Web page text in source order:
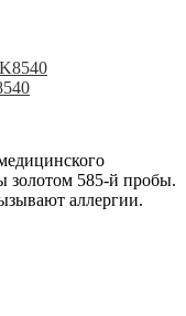
золотом 585-й пробы.
аллергии.